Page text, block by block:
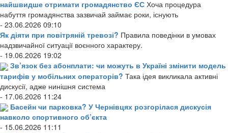
найшвидше отримати громадянство ЄС Хоча процедура
набуття громадянства зазвичай займає роки, існують
- 23.06.2026 09:10
Як діяти при повітряній тревозі? Правила поведінки в умовах
надзвичайної ситуації воєнного характеру.
- 19.06.2026 19:02
Зв’язок без абонплати: чи можуть в Україні змінити модель
тарифів у мобільних операторів? Така ідея викликала активні
дискусії, адже нинішня система
- 17.06.2026 11:24
Басейн чи парковка? У Чернівцях розгорілася дискусія
навколо спортивного об’єкта
- 15.06.2026 11:11